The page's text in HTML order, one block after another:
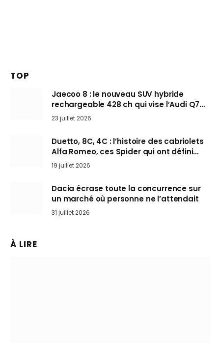
TOP
Jaecoo 8 : le nouveau SUV hybride
rechargeable 428 ch qui vise l’Audi Q7
arrive en Europe cet automne
23 juillet 2026
Duetto, 8C, 4C : l’histoire des cabriolets
Alfa Romeo, ces Spider qui ont défini
l’art de rouler cheveux au vent
19 juillet 2026
Dacia écrase toute la concurrence sur
un marché où personne ne l’attendait
31 juillet 2026
À LIRE